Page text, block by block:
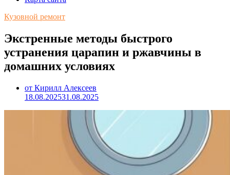
Кузовной ремонт
Экстренные методы быстрого
устранения царапин и ржавчины в
домашних условиях
от Кирилл Алексеев
18.08.202531.08.2025